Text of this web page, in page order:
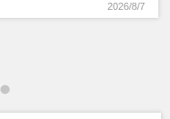
2026/8/7